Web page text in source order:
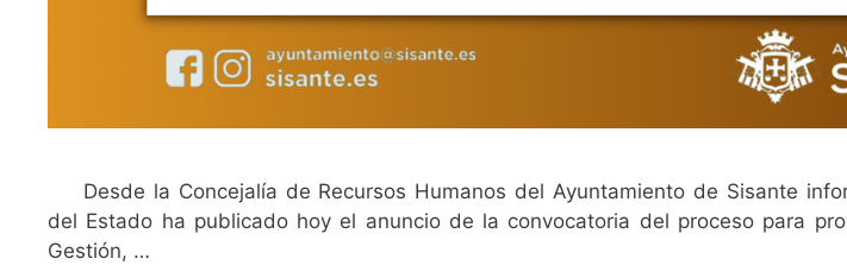
Desde la Concejalía de Recursos Humanos del Ayuntamiento de Sisante
del Estado ha publicado hoy el anuncio de la convocatoria del proceso para
Gestión, …